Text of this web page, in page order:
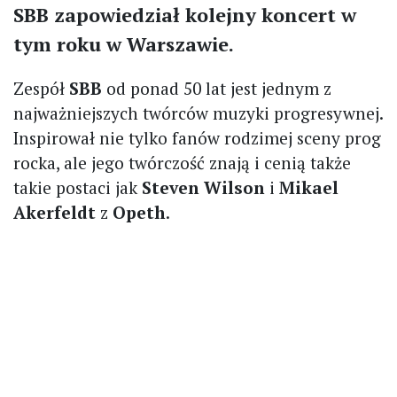
SBB zapowiedział kolejny koncert w
tym roku w Warszawie.
Zespół SBB od ponad 50 lat jest jednym z
najważniejszych twórców muzyki progresywnej.
Inspirował nie tylko fanów rodzimej sceny prog
rocka, ale jego twórczość znają i cenią także
takie postaci jak Steven Wilson i Mikael
Akerfeldt z Opeth.